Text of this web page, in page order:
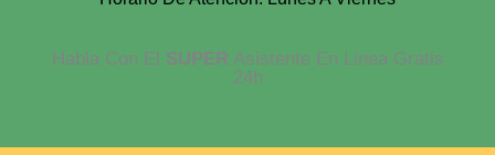
Habla Con El SUPERAsistente En Linea Gratis
24h